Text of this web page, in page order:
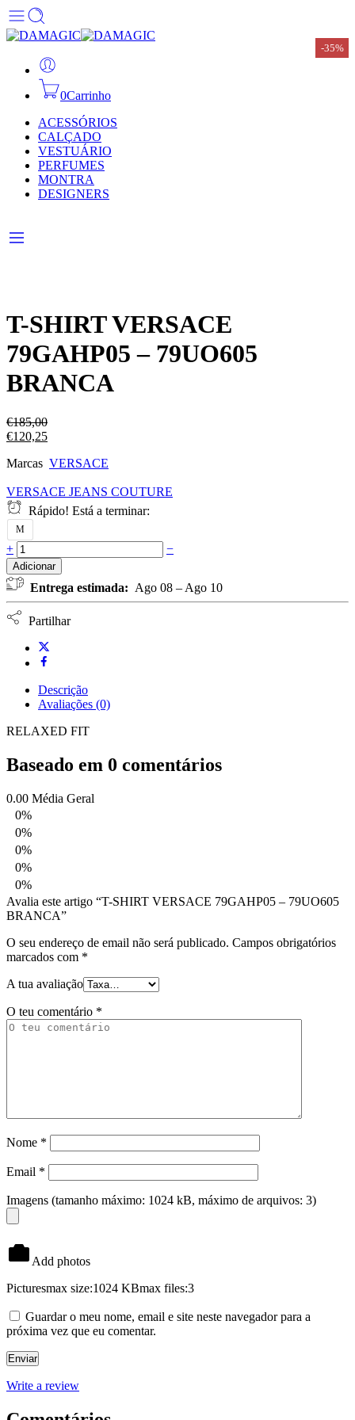
0Carrinho
ACESSÓRIOS
CALÇADO
VESTUÁRIO
PERFUMES
MONTRA
DESIGNERS
T-SHIRT VERSACE
79GAHP05 – 79UO605
BRANCA
€185,00
€120,25
Marcas VERSACE
VERSACE JEANS COUTURE
Rápido! Está a terminar:
M
+ −
Adicionar
Entrega estimada: Ago 08 – Ago 10
Partilhar
Descrição
Avaliações (0)
RELAXED FIT
Baseado em 0 comentários
0.00 Média Geral
0%
0%
0%
0%
0%
Avalia este artigo “T-SHIRT VERSACE 79GAHP05 – 79UO605
BRANCA”
O seu endereço de email não será publicado. Campos obrigatórios
marcados com *
A tua avaliação
O teu comentário *
Nome *
Email *
Imagens (tamanho máximo: 1024 kB, máximo de arquivos: 3)
Add photos
Picturesmax size:1024 KBmax files:3
Guardar o meu nome, email e site neste navegador para a
próxima vez que eu comentar.
Write a review
-35%
-35%
-35%
-35%
-35%
-35%
-35%